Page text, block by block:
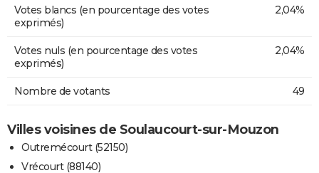
Votes blancs (en pourcentage des votes
exprimés)
2,04%
Votes nuls (en pourcentage des votes
exprimés)
2,04%
Nombre de votants 49
Villes voisines de Soulaucourt-sur-Mouzon
Outremécourt (52150)
Vrécourt (88140)